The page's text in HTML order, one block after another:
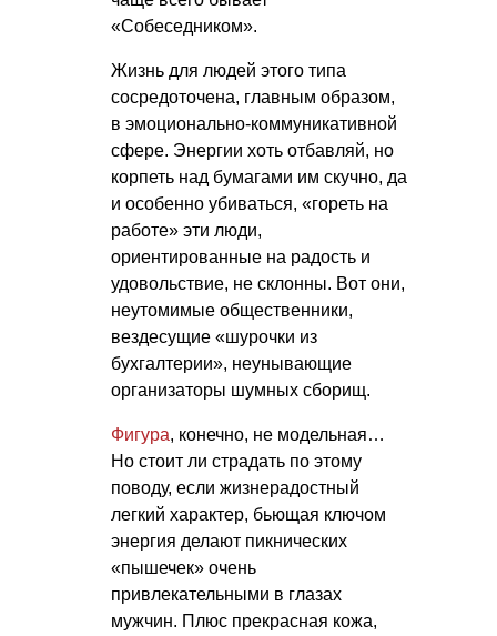
«Собеседником».
Жизнь для людей этого типа
сосредоточена, главным образом,
в эмоционально-коммуникативной
сфере. Энергии хоть отбавляй, но
корпеть над бумагами им скучно, да
и особенно убиваться, «гореть на
работе» эти люди,
ориентированные на радость и
удовольствие, не склонны. Вот они,
неутомимые общественники,
вездесущие «шурочки из
бухгалтерии», неунывающие
организаторы шумных сборищ.
Фигура, конечно, не модельная…
Но стоит ли страдать по этому
поводу, если жизнерадостный
легкий характер, бьющая ключом
энергия делают пикнических
«пышечек» очень
привлекательными в глазах
мужчин. Плюс прекрасная кожа,